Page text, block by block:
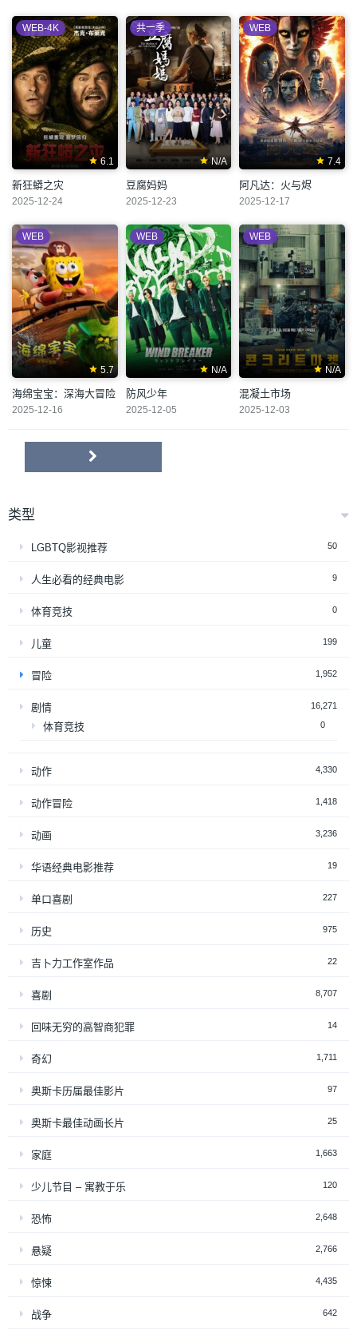
6.1
WEB-4K
新狂蟒之灾
2025-12-24
N/A
共一季
豆腐妈妈
2025-12-23
7.4
WEB
阿凡达：火与烬
2025-12-17
5.7
WEB
海绵宝宝：深海大冒险
2025-12-16
N/A
WEB
防风少年
2025-12-05
N/A
WEB
混凝土市场
2025-12-03
类型
LGBTQ影视推荐 50
人生必看的经典电影 9
体育竞技 0
儿童 199
冒险 1,952
剧情 16,271
体育竞技 0
动作 4,330
动作冒险 1,418
动画 3,236
华语经典电影推荐 19
单口喜剧 227
历史 975
吉卜力工作室作品 22
喜剧 8,707
回味无穷的高智商犯罪 14
奇幻 1,711
奥斯卡历届最佳影片 97
奥斯卡最佳动画长片 25
家庭 1,663
少儿节目 – 寓教于乐 120
恐怖 2,648
悬疑 2,766
惊悚 4,435
战争 642